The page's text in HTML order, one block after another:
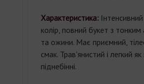
Характеристика:
колір, повний букет з
та ожини. Має приємний,
смак. Трав'янистий і легкий як
піднебінні.